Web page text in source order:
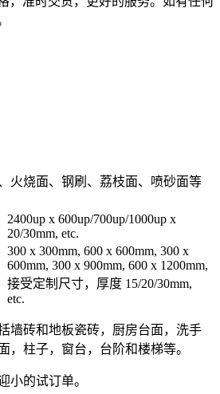
火烧面、钢刷、荔枝面、喷砂面等
2400up x 600up/700up/1000up x
20/30mm, etc.
300 x 300mm, 600 x 600mm, 300 x
600mm, 300 x 900mm, 600 x 1200mm,
接受定制尺寸，厚度 15/20/30mm,
etc.
墙砖和地板瓷砖，厨房台面，洗手
，柱子，窗台，台阶和楼梯等。
小的试订单。